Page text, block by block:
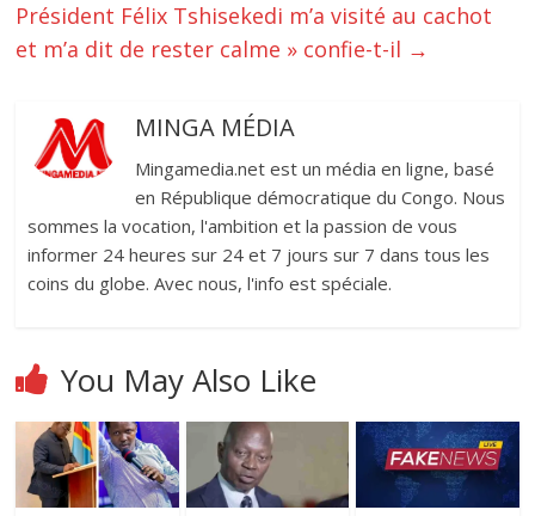
Président Félix Tshisekedi m’a visité au cachot
et m’a dit de rester calme » confie-t-il →
MINGA MÉDIA
Mingamedia.net est un média en ligne, basé
en République démocratique du Congo. Nous
sommes la vocation, l'ambition et la passion de vous
informer 24 heures sur 24 et 7 jours sur 7 dans tous les
coins du globe. Avec nous, l'info est spéciale.
You May Also Like